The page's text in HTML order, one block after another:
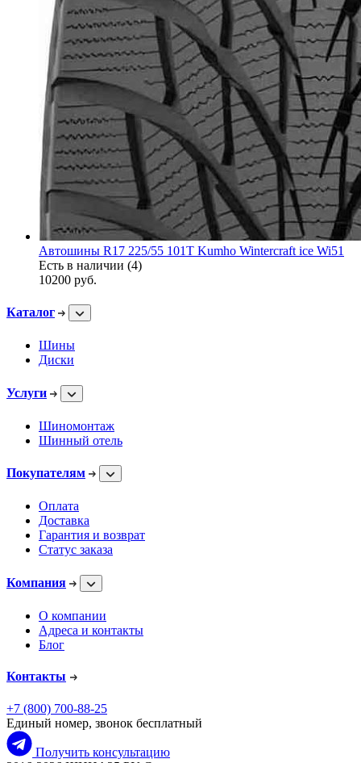
Автошины R17 225/55 101T Kumho Wintercraft ice Wi51
Есть в наличии (4)
10200 руб.
Каталог
Шины
Диски
Услуги
Шиномонтаж
Шинный отель
Покупателям
Оплата
Доставка
Гарантия и возврат
Статус заказа
Компания
О компании
Адреса и контакты
Блог
Контакты
+7 (800) 700-88-25
Единый номер, звонок бесплатный
Получить консультацию